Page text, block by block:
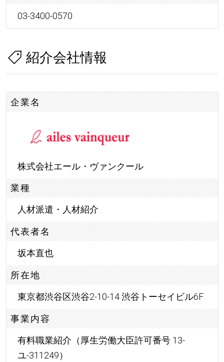
03-3400-0570
紹介会社情報
企業名
株式会社エール・ヴァンクール
業種
人材派遣・人材紹介
代表者名
坂本直也
所在地
東京都渋谷区渋谷2-10-14 渋谷トーセイビル6F
事業内容
有料職業紹介（厚生労働大臣許可番号 13-
ユ-311249）